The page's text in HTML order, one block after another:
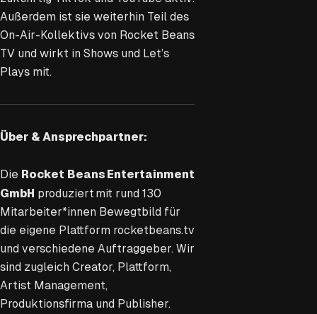
Außerdem ist sie weiterhin Teil des
On-Air-Kollektivs von Rocket Beans
TV und wirkt in Shows und Let’s
Plays mit.
Über & Ansprechpartner:
Die Rocket Beans Entertainment
GmbH produziert mit rund 130
Mitarbeiter*innen Bewegtbild für
die eigene Plattform rocketbeans.tv
und verschiedene Auftraggeber. Wir
sind zugleich Creator, Plattform,
Artist Management,
Produktionsfirma und Publisher.